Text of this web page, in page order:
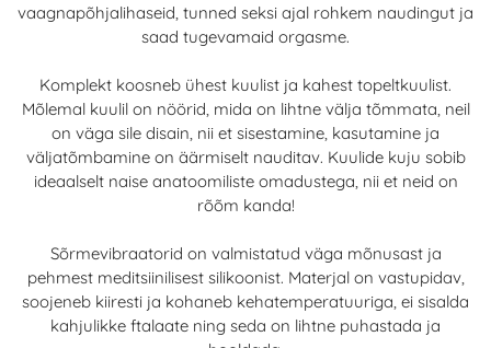
vaagnapõhjalihaseid, tunned seksi ajal rohkem naudingut ja
saad tugevamaid orgasme.
Komplekt koosneb ühest kuulist ja kahest topeltkuulist.
Mõlemal kuulil on nöörid, mida on lihtne välja tõmmata, neil
on väga sile disain, nii et sisestamine, kasutamine ja
väljatõmbamine on äärmiselt nauditav. Kuulide kuju sobib
ideaalselt naise anatoomiliste omadustega, nii et neid on
rõõm kanda!
Sõrmevibraatorid on valmistatud väga mõnusast ja
pehmest meditsiinilisest silikoonist. Materjal on vastupidav,
soojeneb kiiresti ja kohaneb kehatemperatuuriga, ei sisalda
kahjulikke ftalaate ning seda on lihtne puhastada ja